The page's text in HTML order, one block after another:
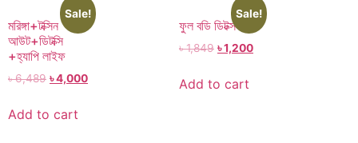
Sale!
মরিঙ্গা+টক্সিন
আউট+ডিটক্সি
+হ্যাপি লাইফ
৳6,489 ৳4,000
Add to cart
Sale!
ফুল বডি ডিটক্স
৳1,849 ৳1,200
Add to cart